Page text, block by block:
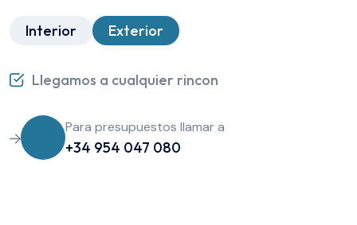
Interior Exterior
Llegamos a cualquier rincon
Para presupuestos llamar a
+34 954 047 080